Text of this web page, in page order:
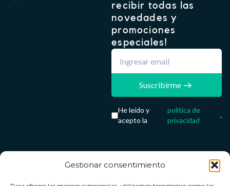
Gestionar consentimiento
recibir todas las
novedades y
promociones
especiales!
Suscribirme
He leído y
acepto la
política de
privacidad
.